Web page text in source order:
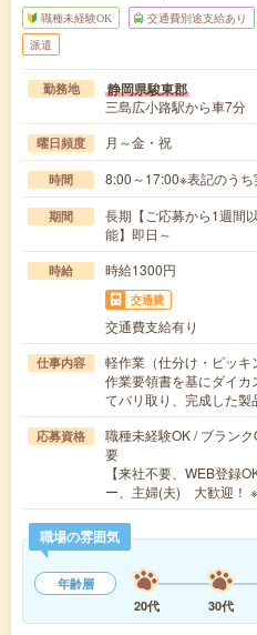
職種未経験OK 交通費別途支給あり
派遣
勤務地 静岡県駿東郡
三島広小路駅から車7分
曜日頻度 月～金・祝
時間 8:00～17:00※表記のうち
期間
長期【ご応募から1週間
能】即日～
時給 時給1300円
交通費
交通費支給有り
仕事内容
軽作業（仕分け・ピッキ
作業要領書を基にダイカ
てバリ取り、完成した
応募資格
職種未経験OK / ブラン
要
【来社不要、WEB登録
ー、主婦(夫) 大歓迎！
職場の雰囲気
年齢層
20代
30代